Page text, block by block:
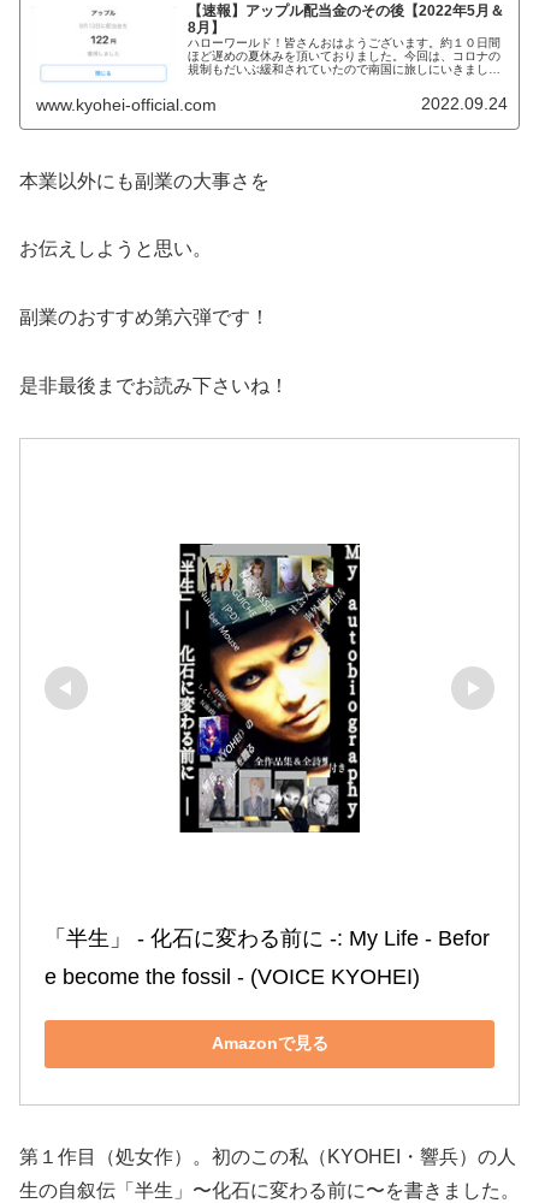
【速報】アップル配当金のその後【2022年5月＆
8月】
ハローワールド！皆さんおはようございます。約１０日間
ほど遅めの夏休みを頂いておりました。今回は、コロナの
規制もだいぶ緩和されていたので南国に旅しにいきました
www.kyohei-official.com 2022.09.24
本業以外にも副業の大事さを
お伝えしようと思い。
副業のおすすめ第六弾です！
是非最後までお読み下さいね！
「半生」 ‐ 化石に変わる前に ‐: My Life ‐ Befor
e become the fossil ‐ (VOICE KYOHEI)
Amazonで見る
第１作目（処女作）。初のこの私（KYOHEI・響兵）の人
生の自叙伝「半生」〜化石に変わる前に〜を書きました。